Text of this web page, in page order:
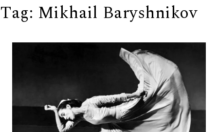
Tag: Mikhail Baryshnikov